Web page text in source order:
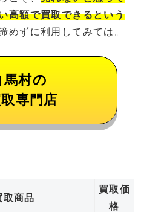
高額で買取できるという
めずに利用してみては。
馬村の
専門店
取商品
買取価
格